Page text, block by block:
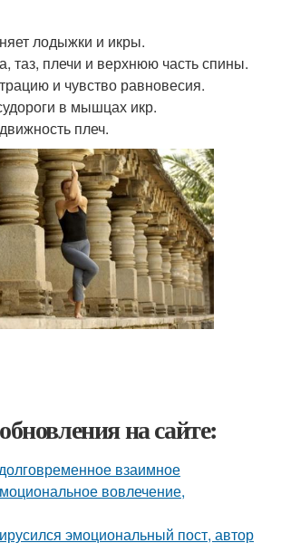
лодыжки и икры.
таз, плечи и верхнюю часть спины.
и чувство равновесия.
в мышцах икр.
плеч.
на сайте:
взаимное
вовлечение,
эмоциональный пост, автор